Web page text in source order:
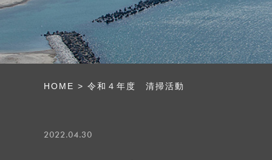
HOME > 令和４年度 清掃活動
2022.04.30